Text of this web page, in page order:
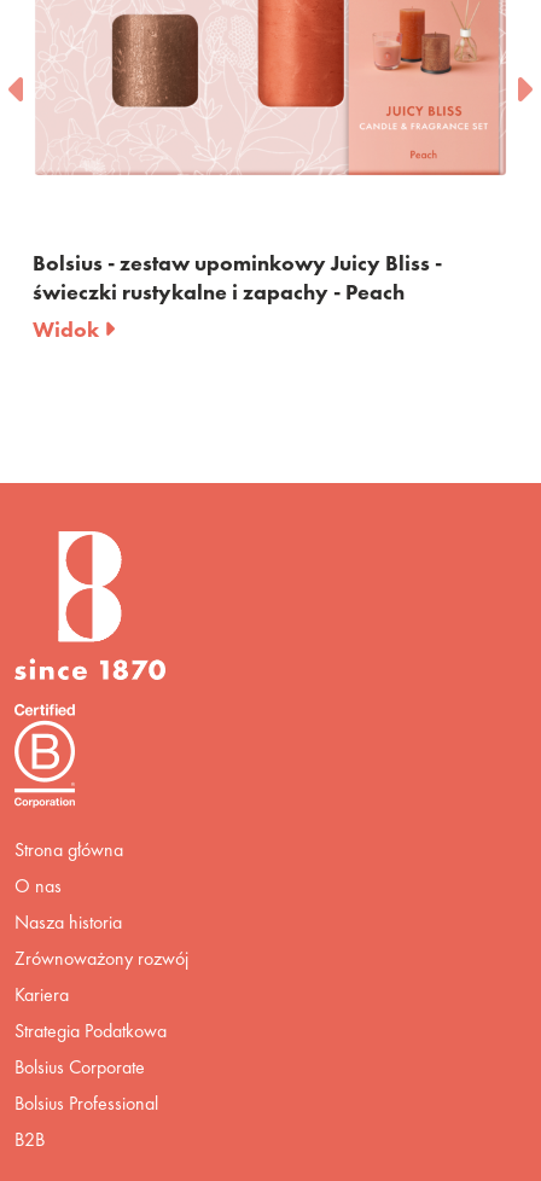
Bliss -
Bolsius - zestaw upominkowy Home
Home - świeczki rustykalne i
Strona główna
O nas
Nasza historia
Zrównoważony rozwój
Kariera
Strategia Podatkowa
Bolsius Corporate
Bolsius Professional
B2B